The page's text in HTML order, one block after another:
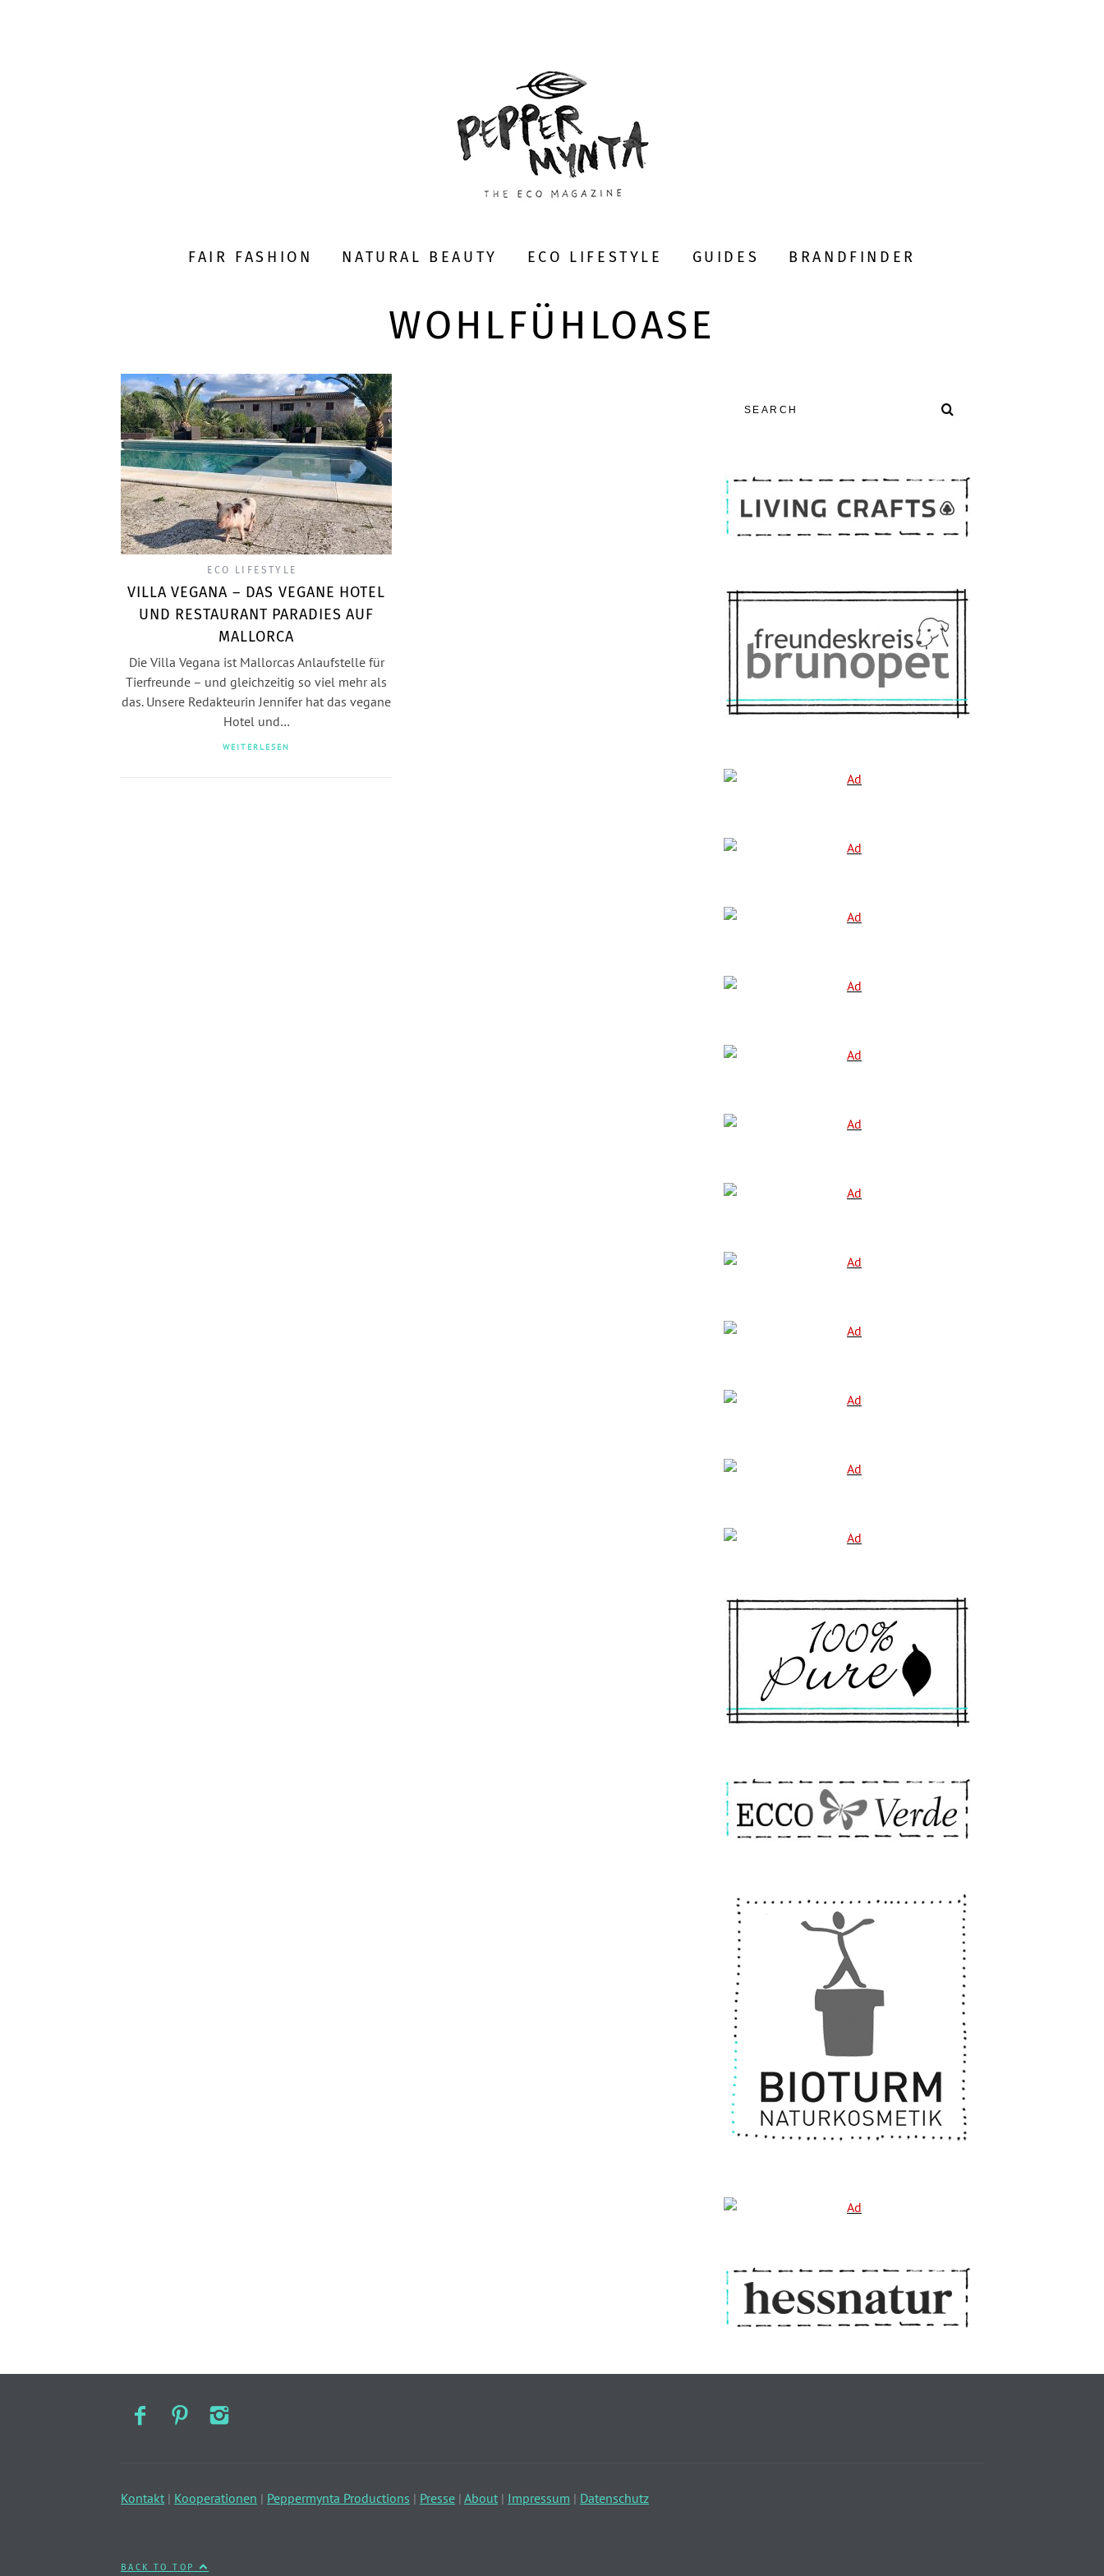
FAIR FASHION NATURAL BEAUTY ECO LIFESTYLE GUIDES BRANDFINDER
WOHLFÜHLOASE
ECO LIFESTYLE
VILLA VEGANA – DAS VEGANE HOTEL
UND RESTAURANT PARADIES AUF
MALLORCA
Die Villa Vegana ist Mallorcas Anlaufstelle für
Tierfreunde – und gleichzeitig so viel mehr als
das. Unsere Redakteurin Jennifer hat das vegane
Hotel und…
WEITERLESEN
Kontakt | Kooperationen | Peppermynta Productions | Presse | About | Impressum | Datenschutz
BACK TO TOP